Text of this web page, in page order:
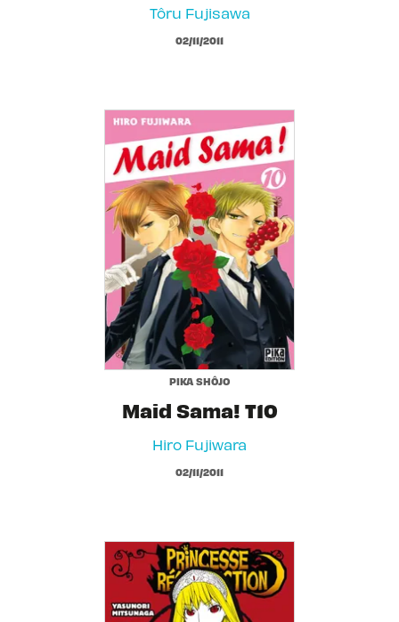
Tôru Fujisawa
02/11/2011
PIKA SHÔJO
Maid Sama! T10
Hiro Fujiwara
02/11/2011